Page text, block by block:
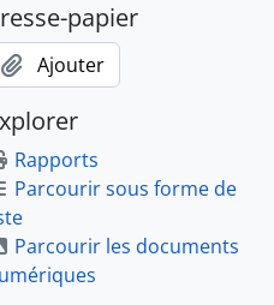
papier
Ajouter
Rapports
Parcourir sous forme de
Parcourir les documents